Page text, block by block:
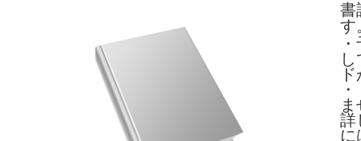
書
す
詳
に